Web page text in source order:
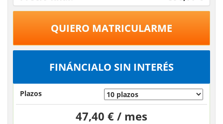
QUIERO MATRICULARME
FINÁNCIALO SIN INTERÉS
Plazos
47,40 € / mes